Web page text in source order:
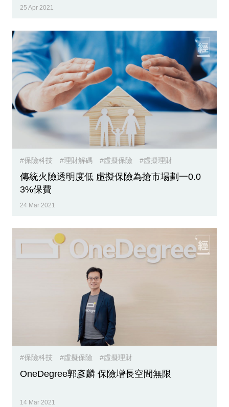
25 Apr 2021
#保險科技 #理財解碼 #虛擬保險 #虛擬理財
傳統火險透明度低 虛擬保險為搶市場劃一0.0
3%保費
24 Mar 2021
#保險科技 #虛擬保險 #虛擬理財
OneDegree郭彥麟 保險增長空間無限
14 Mar 2021